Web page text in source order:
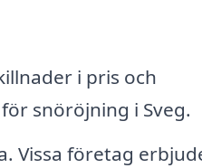
i pris och
snöröjning i Sveg.
Vissa företag